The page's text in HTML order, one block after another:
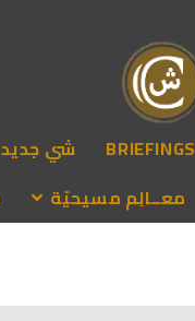
BRIEFINGS شي جديد
معــالِم مسيحيّة